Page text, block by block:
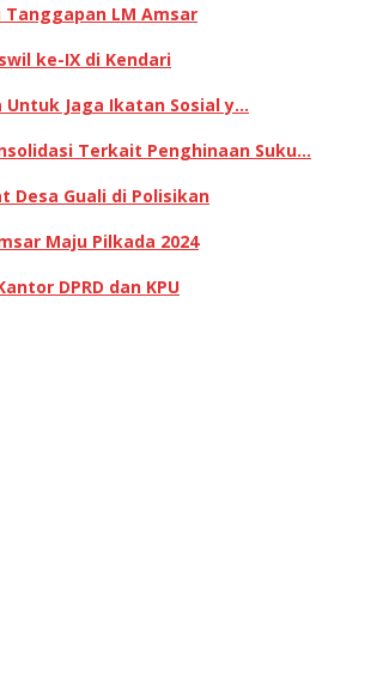
LM Amsar
ke-IX di Kendari
Untuk Jaga Ikatan Sosial y…
Terkait Penghinaan Suku…
Desa Guali di Polisikan
Maju Pilkada 2024
DPRD dan KPU